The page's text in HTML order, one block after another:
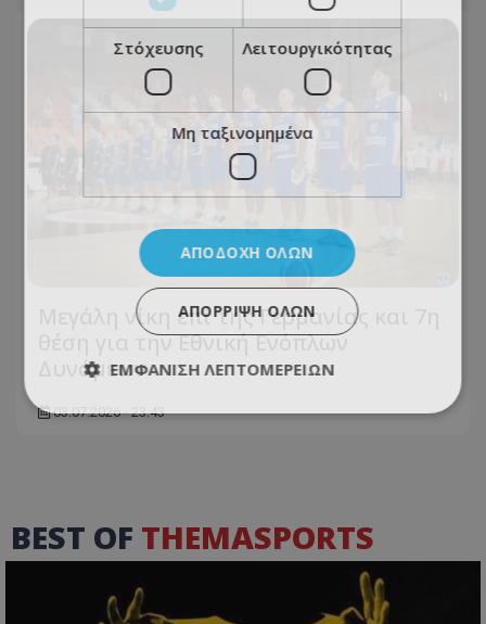
Μεγάλη νίκη επί της Γερμανίας και 7η
θέση για την Εθνική Ενόπλων
Δυνάμεων
03.07.2026 - 23:43
BEST OF THEMASPORTS
Στόχευσης Λειτουργικότητας
Μη ταξινομημένα
ΑΠΟΔΟΧΉ ΌΛΩΝ
ΑΠΌΡΡΙΨΗ ΌΛΩΝ
ΕΜΦΆΝΙΣΗ ΛΕΠΤΟΜΕΡΕΙΏΝ